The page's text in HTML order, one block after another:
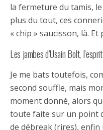
la fermeture du tamis,
plus du tout, ces
« chip » saucisson, là. Et
Les jambes d’Usain Bolt,
Je me bats toutefois,
second souffle, mais
moment donné, alors
toute faite sur un point
de débreak (rires),